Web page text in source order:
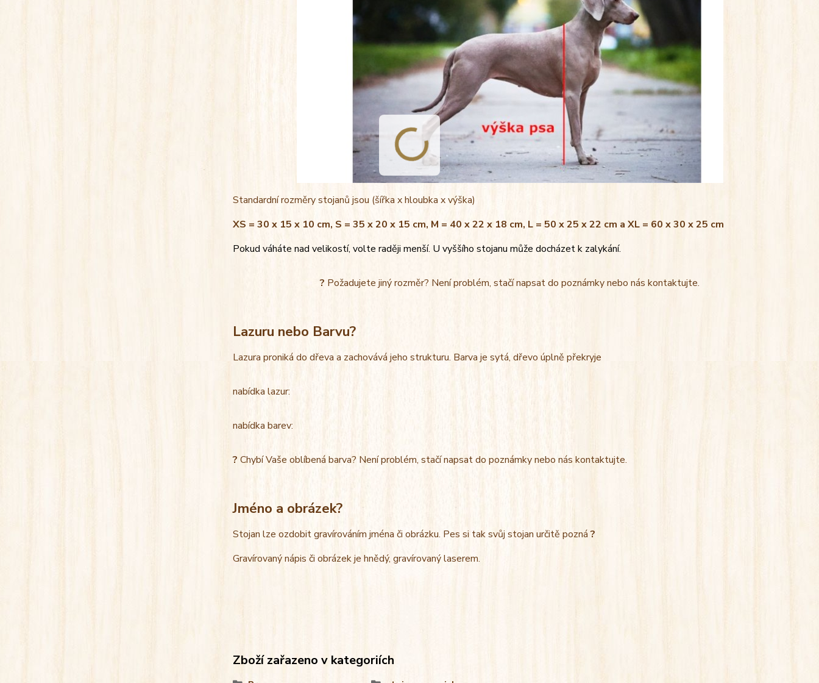
Standardní rozměry stojanů jsou (šířka x hloubka x výška)
XS = 30 x 15 x 10 cm, S = 35 x 20 x 15 cm, M = 40 x 22 x 18 cm, L = 50 x 25 x 22 cm a XL = 60 x 30 x 25 cm
Pokud váháte nad velikostí, volte raději menší. U vyššího stojanu může docházet k zalykání.
? Požadujete jiný rozměr? Není problém, stačí napsat do poznámky nebo nás kontaktujte.
Lazuru nebo Barvu?
Lazura proniká do dřeva a zachovává jeho strukturu. Barva je sytá, dřevo úplně překryje
nabídka lazur:
nabídka barev:
? Chybí Vaše oblíbená barva? Není problém, stačí napsat do poznámky nebo nás kontaktujte.
Jméno a obrázek?
Stojan lze ozdobit gravírováním jména či obrázku. Pes si tak svůj stojan určitě pozná?
Gravírovaný nápis či obrázek je hnědý, gravírovaný laserem.
Zboží zařazeno v kategoriích